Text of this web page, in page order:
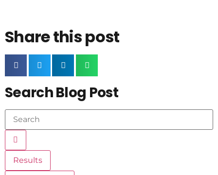
Share this post
Search Blog Post
Results